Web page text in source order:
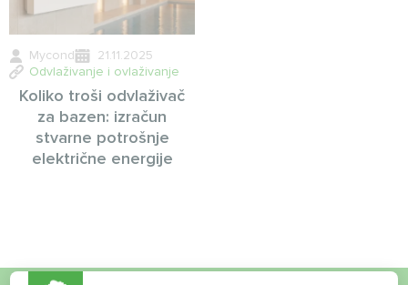
Mycond
21.11.2025
Odvlaživanje i ovlaživanje
Koliko troši odvlaživač
za bazen: izračun
stvarne potrošnje
električne energije